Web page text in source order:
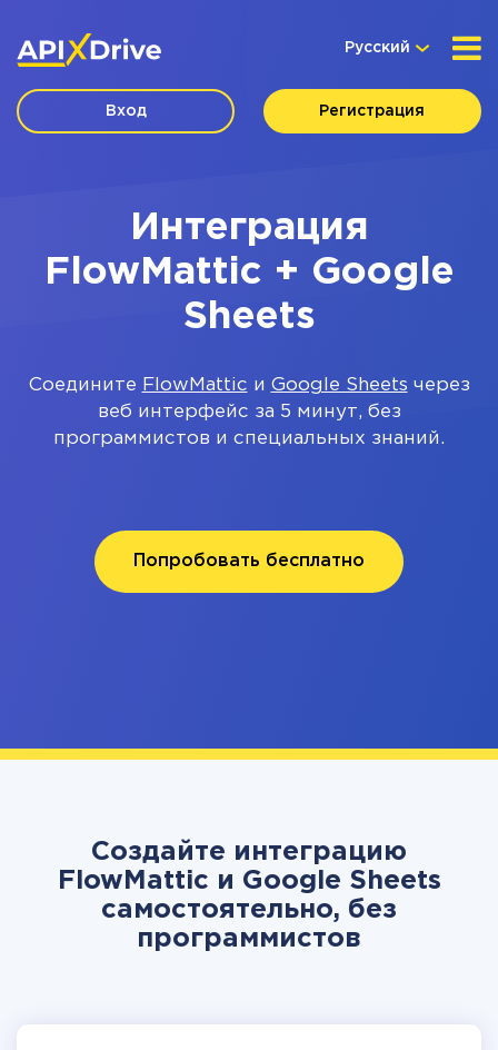
Русский
Вход Регистрация
Интеграция
FlowMattic + Google
Sheets
Соедините FlowMattic и Google Sheets через
веб интерфейс за 5 минут, без
программистов и специальных знаний.
Попробовать бесплатно
Создайте интеграцию
FlowMattic и Google Sheets
самостоятельно, без
программистов